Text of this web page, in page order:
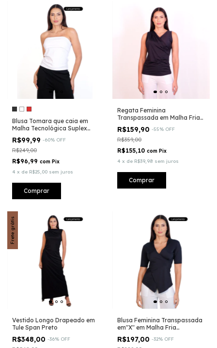
Blusa Tomara que caia em
Malha Tecnológica Suplex
R$99,99 -60% OFF
R$249,00
R$96,99 com Pix
4 x de R$25,00 sem juros
Comprar
Regata Feminina
Transpassada em Malha Fria
R$159,90 -55% OFF
R$359,00
R$155,10 com Pix
4 x de R$39,98 sem juros
Comprar
Frete grátis
Vestido Longo Drapeado em
Tule Span Preto
R$348,00 -36% OFF
Blusa Feminina Transpassada
em"X" em Malha Fria
Tecnológica - Fluity® toda
dupla na frente
R$197,00 -32% OFF